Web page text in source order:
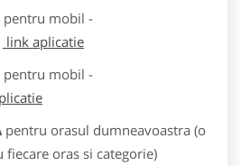
pentru mobil -
link aplicatie
pentru mobil -
pentru orasul dumneavoastra (o
fiecare oras si categorie)